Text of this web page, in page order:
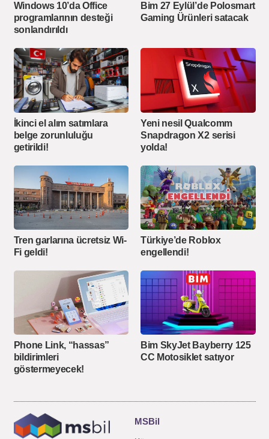
Windows 10’da Office
programlarının desteği
sonlandırıldı
Bim 27 Eylül’de Polosmart
Gaming Ürünleri satacak
İkinci el alım satımlara
belge zorunluluğu
getirildi!
Yeni nesil Qualcomm
Snapdragon X2 serisi
yolda!
Tren garlarına ücretsiz Wi-
Fi geldi!
Türkiye’de Roblox
engellendi!
Phone Link, “hassas”
bildirimleri
göstermeyecek!
Bim SkyJet Bayberry 125
CC Motosiklet satıyor
MSBil